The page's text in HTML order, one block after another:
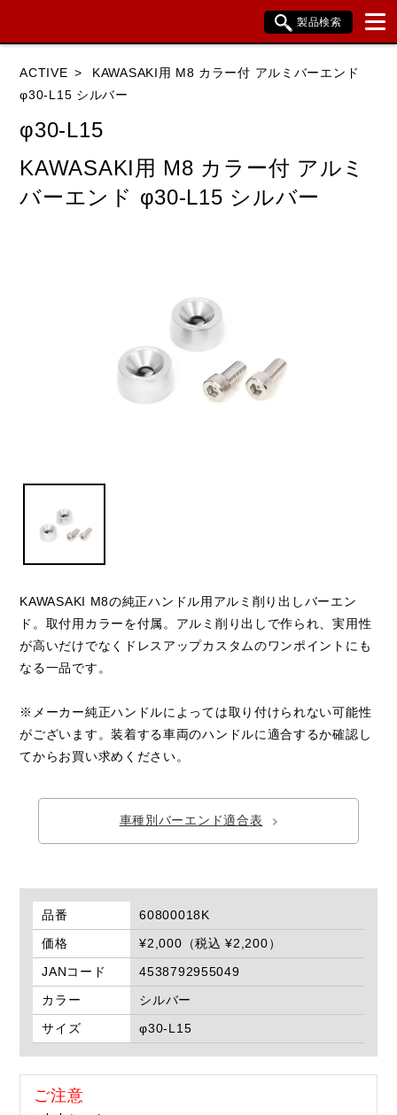
製品検索
車種検索
HONDA YAMAHA SUZUKI
KAWASAKI BMW DUCATI
閉じる
ACTIVE
KAWASAKI用 M8 カラー付 アルミバーエンド
φ30-L15 シルバー
φ30-L15
KAWASAKI用 M8 カラー付 アルミ
バーエンド φ30-L15 シルバー
KAWASAKI M8の純正ハンドル用アルミ削り出しバーエン
ド。取付用カラーを付属。アルミ削り出しで作られ、実用性
が高いだけでなくドレスアップカスタムのワンポイントにも
なる一品です。
※メーカー純正ハンドルによっては取り付けられない可能性
がございます。装着する車両のハンドルに適合するか確認し
てからお買い求めください。
車種別バーエンド適合表
品番
60800018K
価格
¥2,000（税込 ¥2,200）
JANコード
4538792955049
カラー
シルバー
サイズ
φ30-L15
ご注意